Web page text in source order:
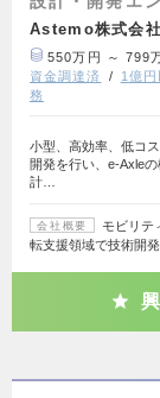
Astemo株式会社
550万円 ～ 799
資金調達済
1億
務
小型、高効率、低コ
開発を行い、e-Axle
計…
会社概要
モビリテ
転支援領域で技術開